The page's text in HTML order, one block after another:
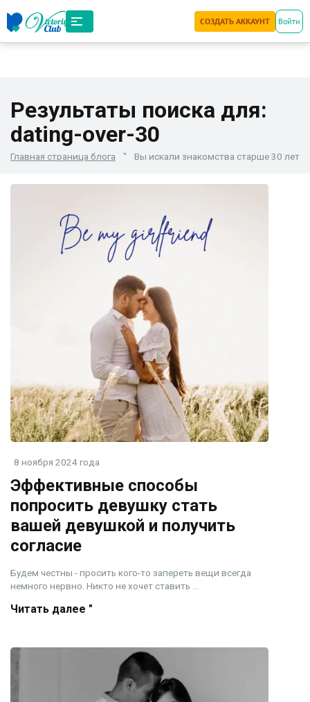
СОЗДАТЬ АККАУНТ Войти
Результаты поиска для:
dating-over-30
Главная страница блога " Вы искали знакомства старше 30 лет
8 ноября 2024 года
Эффективные способы
попросить девушку стать
вашей девушкой и получить
согласие
Будем честны - просить кого-то запереть вещи всегда
немного нервно. Никто не хочет ставить ...
Читать далее "